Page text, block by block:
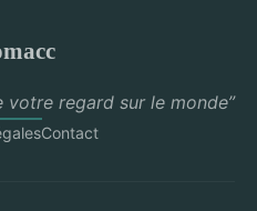
votre regard sur le monde”
Contact